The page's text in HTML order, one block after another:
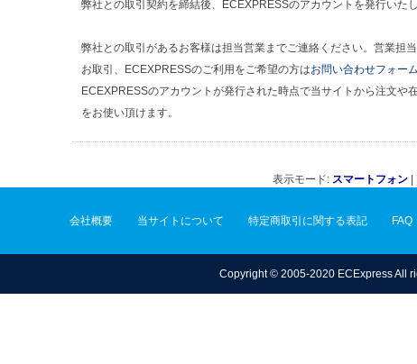
弊社との取引契約を締結後、ECEXPRESSのアカウントを発行いたし
弊社との取引があるお客様は担当営業までご連絡ください。営業担
お取引、ECEXPRESSのご利用をご希望の方はお問い合わせフォーム
ECEXPRESSのアカウントが発行された時点で当サイトから注文や
をお使い頂けます。
表示モード: スマートフォン
会社概要 当サイトについて 特定商取引に関する表記 FAQ
Copyright © 2005-2020 ECExpress All